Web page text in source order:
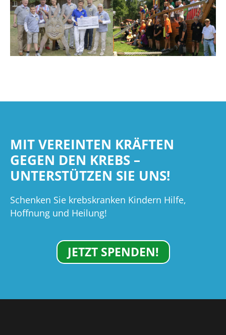
MIT VEREINTEN KRÄFTEN
GEGEN DEN KREBS –
UNTERSTÜTZEN SIE UNS!
Schenken Sie krebskranken Kindern Hilfe,
Hoffnung und Heilung!
JETZT SPENDEN!